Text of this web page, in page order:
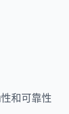
和可靠性